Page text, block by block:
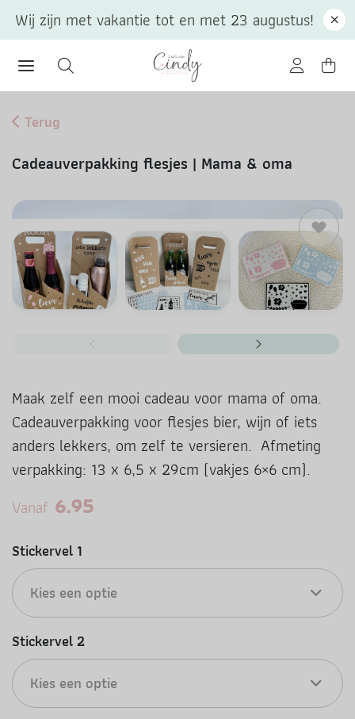
Terug
Cadeauverpakking flesjes | Mama & oma
Maak zelf een mooi cadeau voor mama of oma.
Cadeauverpakking voor flesjes bier, wijn of iets
anders lekkers, om zelf te versieren. Afmeting
verpakking: 13 x 6,5 x 29cm (vakjes 6×6 cm).
Vanaf 6.95
Stickervel 1
Kies een optie
Stickervel 2
Kies een optie
Wij zijn met vakantie tot en met 23 augustus!